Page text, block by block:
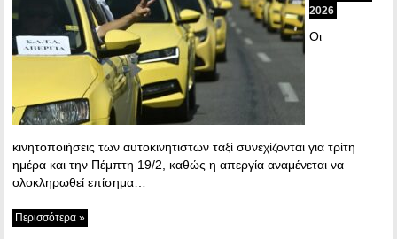
2026
Οι
κινητοποιήσεις των αυτοκινητιστών ταξί συνεχίζονται για τρίτη
ημέρα και την Πέμπτη 19/2, καθώς η απεργία αναμένεται να
ολοκληρωθεί επίσημα…
Περισσότερα »